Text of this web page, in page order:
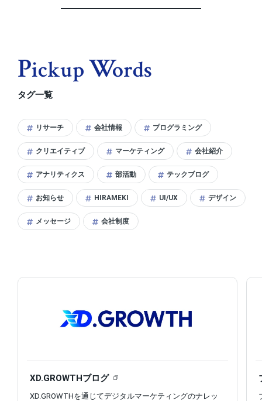
PIckupWOrds
タグ一覧
リサーチ 会社情報 プログラミング
クリエイティブ マーケティング 会社紹介
アナリティクス 部活動 テックブログ
お知らせ HIRAMEKI UI/UX デザイン
メッセージ 会社制度
XD.GROWTHブログ
XD.GROWTHを通じてデジタルマーケティングのナレッ